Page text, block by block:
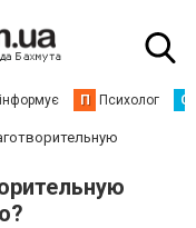
П Психолог С